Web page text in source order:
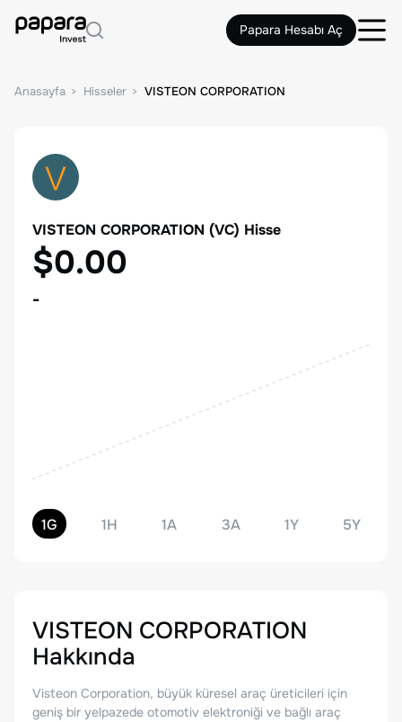
Papara Hesabı Aç
Anasayfa Hisseler VISTEON CORPORATION
VISTEON CORPORATION (VC) Hisse
$0.00
-
1G 1H 1A 3A 1Y 5Y
VISTEON CORPORATION
Hakkında
Visteon Corporation, büyük küresel araç üreticileri için
geniş bir yelpazede otomotiv elektroniği ve bağlı araç